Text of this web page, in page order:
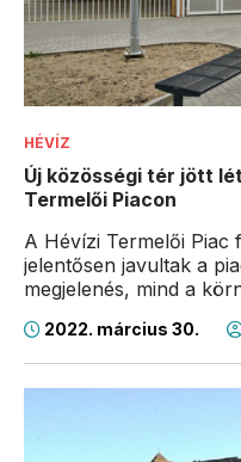
HÉVÍZ
Új közösségi tér jött
Termelői Piacon
A Hévízi Termelői Piac
jelentősen javultak a
megjelenés, mind a
2022. március 30.